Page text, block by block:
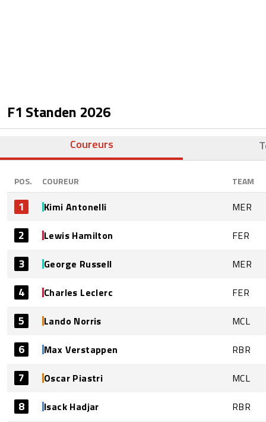
F1 Standen 2026
Coureurs
POS. COUREUR TEAM
1 Kimi Antonelli MER
2 Lewis Hamilton FER
3 George Russell MER
4 Charles Leclerc FER
5 Lando Norris MCL
6 Max Verstappen RBR
7 Oscar Piastri MCL
8 Isack Hadjar RBR